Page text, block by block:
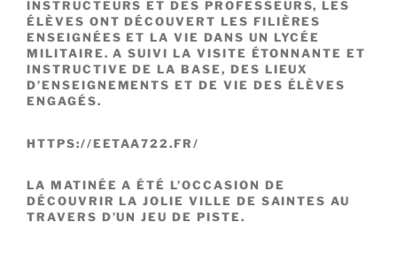
INSTRUCTEURS ET DES PROFESSEURS, LES
ÉLÈVES ONT DÉCOUVERT LES FILIÈRES
ENSEIGNÉES ET LA VIE DANS UN LYCÉE
MILITAIRE. A SUIVI LA VISITE ÉTONNANTE ET
INSTRUCTIVE DE LA BASE, DES LIEUX
D’ENSEIGNEMENTS ET DE VIE DES ÉLÈVES
ENGAGÉS.
HTTPS://EETAA722.FR/
LA MATINÉE A ÉTÉ L’OCCASION DE
DÉCOUVRIR LA JOLIE VILLE DE SAINTES AU
TRAVERS D’UN JEU DE PISTE.